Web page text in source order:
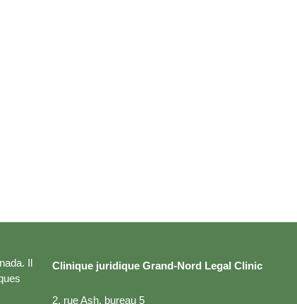
Il
Clinique juridique Grand-Nord Legal Clinic
2, rue Ash, bureau 5